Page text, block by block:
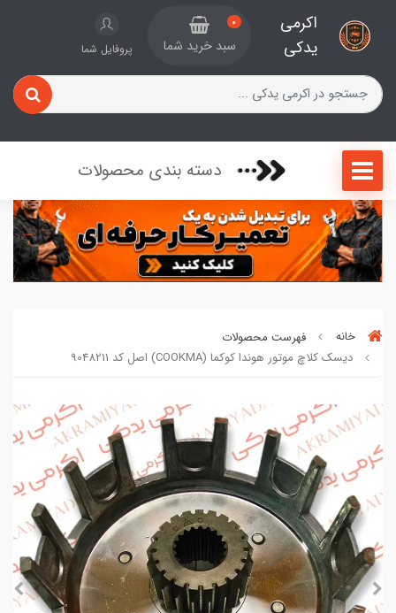
اکرمی
یدکی
0
سبد خرید شما پروفایل شما
دسته بندی محصولات
خانه
فهرست محصولات
دیسک کلاچ موتور هوندا کوکما (COOKMA) اصل کد 9048211